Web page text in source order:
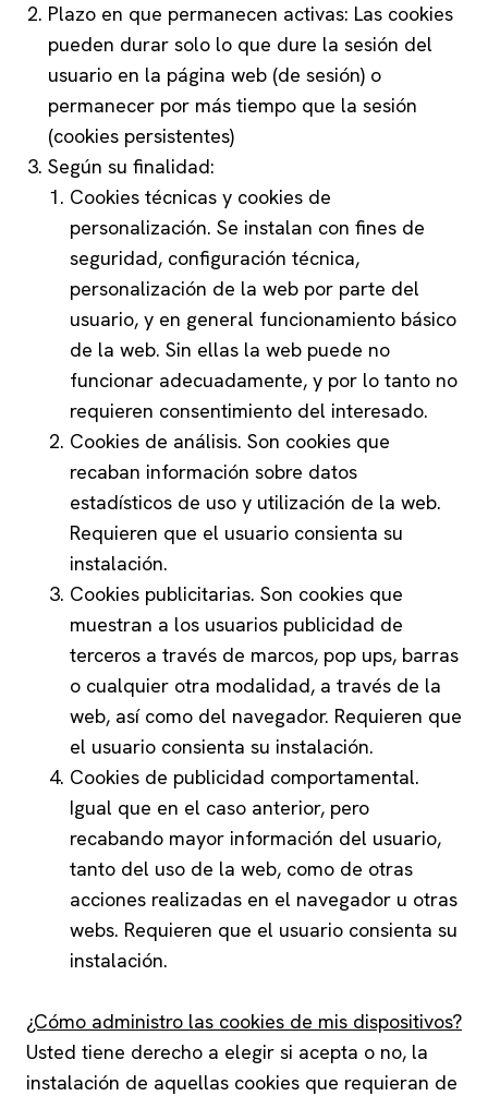
Plazo en que permanecen activas: Las cookies
pueden durar solo lo que dure la sesión del
usuario en la página web (de sesión) o
permanecer por más tiempo que la sesión
(cookies persistentes)
Según su finalidad:
Cookies técnicas y cookies de
personalización. Se instalan con fines de
seguridad, configuración técnica,
personalización de la web por parte del
usuario, y en general funcionamiento básico
de la web. Sin ellas la web puede no
funcionar adecuadamente, y por lo tanto no
requieren consentimiento del interesado.
Cookies de análisis. Son cookies que
recaban información sobre datos
estadísticos de uso y utilización de la web.
Requieren que el usuario consienta su
instalación.
Cookies publicitarias. Son cookies que
muestran a los usuarios publicidad de
terceros a través de marcos, pop ups, barras
o cualquier otra modalidad, a través de la
web, así como del navegador. Requieren que
el usuario consienta su instalación.
Cookies de publicidad comportamental.
Igual que en el caso anterior, pero
recabando mayor información del usuario,
tanto del uso de la web, como de otras
acciones realizadas en el navegador u otras
webs. Requieren que el usuario consienta su
instalación.
¿Cómo administro las cookies de mis dispositivos?
Usted tiene derecho a elegir si acepta o no, la
instalación de aquellas cookies que requieran de